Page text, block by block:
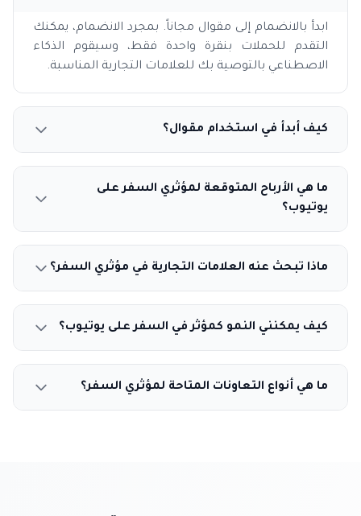
ابدأ بالانضمام إلى مقوال مجاناً. بمجرد الانضمام، يمكنك
التقدم للحملات بنقرة واحدة فقط، وسيقوم الذكاء
الاصطناعي بالتوصية بك للعلامات التجارية المناسبة.
كيف أبدأ في استخدام مقوال؟
ما هي الأرباح المتوقعة لمؤثري السفر على
يوتيوب؟
ماذا تبحث عنه العلامات التجارية في مؤثري السفر؟
كيف يمكنني النمو كمؤثر في السفر على يوتيوب؟
ما هي أنواع التعاونات المتاحة لمؤثري السفر؟